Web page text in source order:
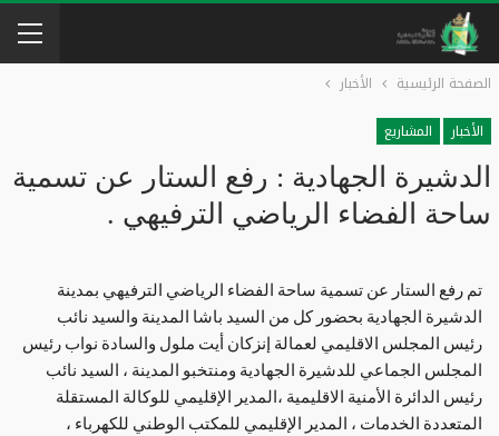
الصفحة الرئيسية
الأخبار
الأخبار
المشاريع
الدشيرة الجهادية : رفع الستار عن تسمية
ساحة الفضاء الرياضي الترفيهي .
تم رفع الستار عن تسمية ساحة الفضاء الرياضي الترفيهي بمدينة
الدشيرة الجهادية بحضور كل من السيد باشا المدينة والسيد نائب
رئيس المجلس الاقليمي لعمالة إنزكان أيت ملول والسادة نواب رئيس
المجلس الجماعي للدشيرة الجهادية ومنتخبو المدينة ، السيد نائب
رئيس الدائرة الأمنية الاقليمية ،المدير الإقليمي للوكالة المستقلة
المتعددة الخدمات ، المدير الإقليمي للمكتب الوطني للكهرباء ،